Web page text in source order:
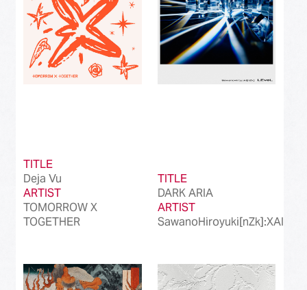
TITLE
Deja Vu
ARTIST
TOMORROW X
TOGETHER
TITLE
DARK ARIA
ARTIST
SawanoHiroyuki[nZk]:XAI